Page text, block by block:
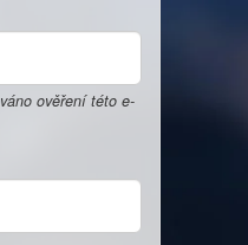
ověření této e-